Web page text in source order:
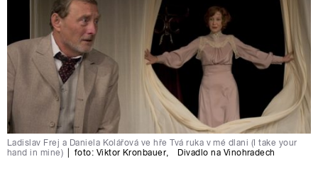
Ladislav Frej a Daniela Kolářová ve hře Tvá ruka v mé dlani (I take your
hand in mine)
foto: Viktor Kronbauer, Divadlo na Vinohradech